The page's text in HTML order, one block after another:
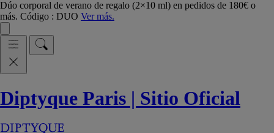
Dúo corporal de verano de regalo (2×10 ml) en pedidos de 180€ o
más. Código : DUO Ver más.
Diptyque Paris | Sitio Oficial